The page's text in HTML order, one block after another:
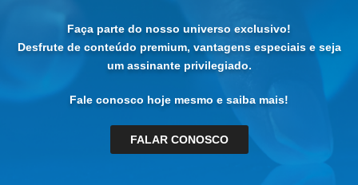
Faça parte do nosso universo exclusivo!
Desfrute de conteúdo premium, vantagens especiais e seja
um assinante privilegiado.
Fale conosco hoje mesmo e saiba mais!
FALAR CONOSCO